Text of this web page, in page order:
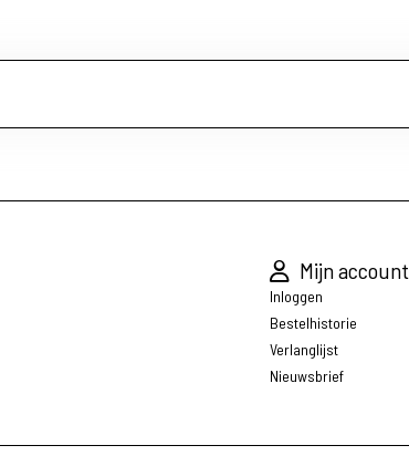
Mijn account
Inloggen
Bestelhistorie
Verlanglijst
Nieuwsbrief